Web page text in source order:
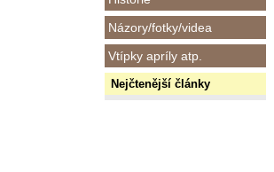
Názory/fotky/videa
Vtípky apríly atp.
Nejčtenější články